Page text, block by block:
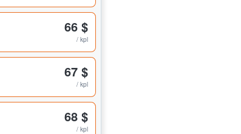
66 $
/ kpl
67 $
/ kpl
68 $
/ kpl